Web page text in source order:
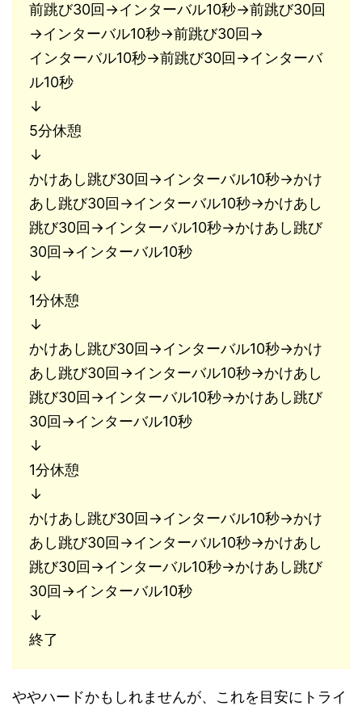
前跳び30回→インターバル10秒→前跳び30回
→インターバル10秒→前跳び30回→
インターバル10秒→前跳び30回→インターバ
ル10秒
↓
5分休憩
↓
かけあし跳び30回→インターバル10秒→かけ
あし跳び30回→インターバル10秒→かけあし
跳び30回→インターバル10秒→かけあし跳び
30回→インターバル10秒
↓
1分休憩
↓
かけあし跳び30回→インターバル10秒→かけ
あし跳び30回→インターバル10秒→かけあし
跳び30回→インターバル10秒→かけあし跳び
30回→インターバル10秒
↓
1分休憩
↓
かけあし跳び30回→インターバル10秒→かけ
あし跳び30回→インターバル10秒→かけあし
跳び30回→インターバル10秒→かけあし跳び
30回→インターバル10秒
↓
終了
ややハードかもしれませんが、これを目安にトライ